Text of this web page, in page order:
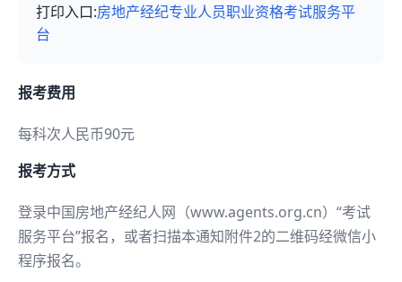
打印入口:房地产经纪专业人员职业资格考试服务平
台
报考费用
每科次人民币90元
报考方式
登录中国房地产经纪人网（www.agents.org.cn）“考试
服务平台”报名，或者扫描本通知附件2的二维码经微信小
程序报名。